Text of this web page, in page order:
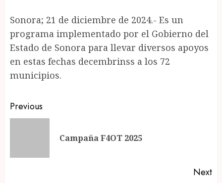
Sonora; 21 de diciembre de 2024.- Es un
programa implementado por el Gobierno del
Estado de Sonora para llevar diversos apoyos
en estas fechas decembrinss a los 72
municipios.
Post
Previous
Campaña F4OT 2025
Next